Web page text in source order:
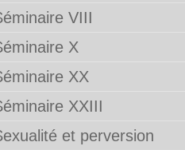
VIII
X
XX
XXIII
et perversion